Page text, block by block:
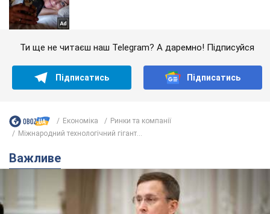
Ти ще не читаєш наш Telegram? А даремно! Підписуйся
Підписатись Підписатись
Економіка
Ринки та компанії
Міжнародний технологічний гігант...
Важливе